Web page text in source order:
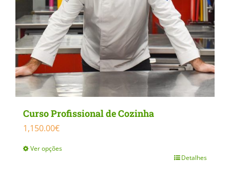
Curso Profissional de Cozinha
1,150.00€
Ver opções
Detalhes